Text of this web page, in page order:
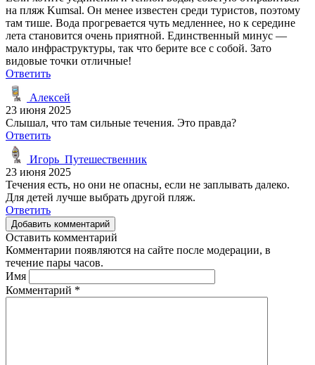
на пляж Kumsal. Он менее известен среди туристов, поэтому
там тише. Вода прогревается чуть медленнее, но к середине
лета становится очень приятной. Единственный минус —
мало инфраструктуры, так что берите все с собой. Зато
видовые точки отличные!
Ответить
Алексей
23 июня 2025
Слышал, что там сильные течения. Это правда?
Ответить
Игорь_Путешественник
23 июня 2025
Течения есть, но они не опасны, если не заплывать далеко.
Для детей лучше выбрать другой пляж.
Ответить
Добавить комментарий
Оставить комментарий
Комментарии появляются на сайте после модерации, в
течение пары часов.
Имя
Комментарий *